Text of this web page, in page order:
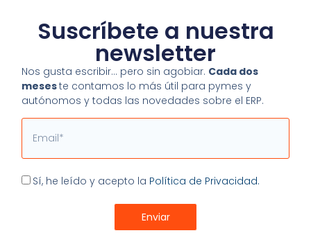
Suscríbete a nuestra
newsletter
Nos gusta escribir… pero sin agobiar. Cada dos
meseste contamos lo más útil para pymes y
autónomos y todas las novedades sobre el ERP.
Email
Aceptación
Sí, he leído y acepto la Política de Privacidad.
Enviar